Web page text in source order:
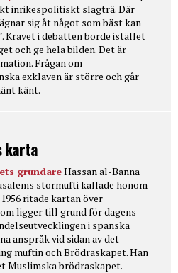
inrikespolitiskt slagträ. Där
sig åt något som bäst kan
Kravet i debatten borde istället
och ge hela bilden. Det är
Frågan om
exklaven är större och går
känt.
karta
grundareHassan al-Banna
stormufti kallade honom
ritade kartan över
ligger till grund för dagens
i spanska
anspråk vid sidan av det
muftin och Brödraskapet. Han
Muslimska brödraskapet.